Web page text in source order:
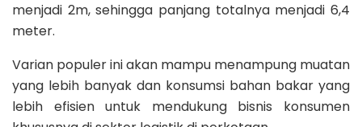
menjadi 2m, sehingga panjang totalnya menjadi 6,4
meter.
Varian populer ini akan mampu menampung muatan
yang lebih banyak dan konsumsi bahan bakar yang
lebih efisien untuk mendukung bisnis konsumen